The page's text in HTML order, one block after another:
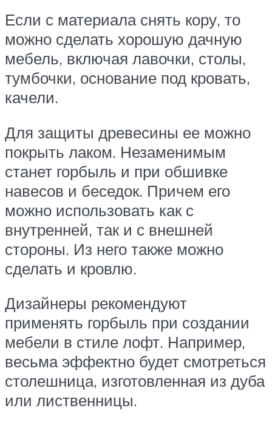
Если с материала снять кору, то
можно сделать хорошую дачную
мебель, включая лавочки, столы,
тумбочки, основание под кровать,
качели.
Для защиты древесины ее можно
покрыть лаком. Незаменимым
станет горбыль и при обшивке
навесов и беседок. Причем его
можно использовать как с
внутренней, так и с внешней
стороны. Из него также можно
сделать и кровлю.
Дизайнеры рекомендуют
применять горбыль при создании
мебели в стиле лофт. Например,
весьма эффектно будет смотреться
столешница, изготовленная из дуба
или лиственницы.